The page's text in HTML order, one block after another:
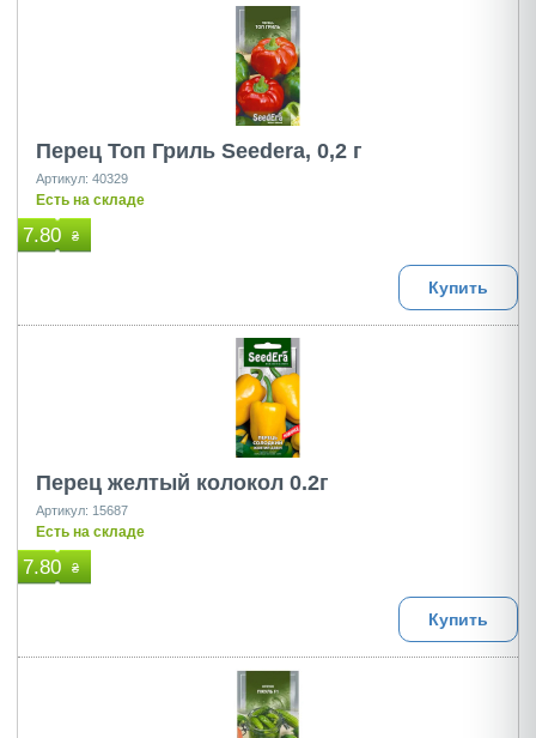
Перец Топ Гриль Seedera, 0,2 г
Артикул: 40329
Есть на складе
7.80 ₴
Купить
Перец желтый колокол 0.2г
Артикул: 15687
Есть на складе
7.80 ₴
Купить